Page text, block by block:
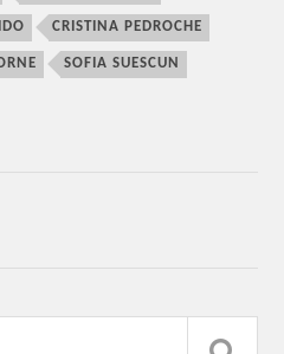
CRISTINA PEDROCHE
SOFIA SUESCUN